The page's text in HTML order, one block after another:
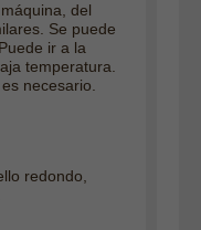
del
Se puede
ir a la
temperatura.
necesario
redondo,